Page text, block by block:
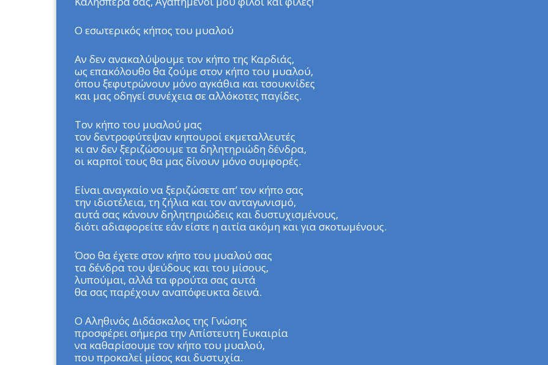
Ο εσωτερικός κήπος του μυαλού
Αν δεν ανακαλύψουμε τον κήπο της Καρδιάς,
ως επακόλουθο θα ζούμε στον κήπο του μυαλού,
όπου ξεφυτρώνουν μόνο αγκάθια και τσουκνίδες
και μας οδηγεί συνέχεια σε αλλόκοτες παγίδες.
Τον κήπο του μυαλού μας
τον δεντροφύτεψαν κηπουροί εκμεταλλευτές
κι αν δεν ξεριζώσουμε τα δηλητηριώδη δένδρα,
οι καρποί τους θα μας δίνουν μόνο συμφορές.
Είναι αναγκαίο να ξεριζώσετε απ’ τον κήπο σας
την ιδιοτέλεια, τη ζήλια και τον ανταγωνισμό,
αυτά σας κάνουν δηλητηριώδεις και δυστυχισμένους,
διότι αδιαφορείτε εάν είστε η αιτία ακόμη και για σκοτωμένους.
Όσο θα έχετε στον κήπο του μυαλού σας
τα δένδρα του ψεύδους και του μίσους,
λυπούμαι, αλλά τα φρούτα σας αυτά
θα σας παρέχουν αναπόφευκτα δεινά.
Ο Αληθινός Διδάσκαλος της Γνώσης
προσφέρει σήμερα την Απίστευτη Ευκαιρία
να καθαρίσουμε τον κήπο του μυαλού,
που προκαλεί μίσος και δυστυχία.